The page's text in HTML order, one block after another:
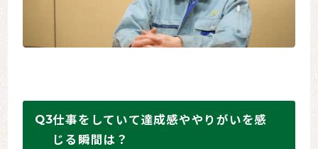
仕事をしていて達成感ややりがいを感
じる瞬間は？